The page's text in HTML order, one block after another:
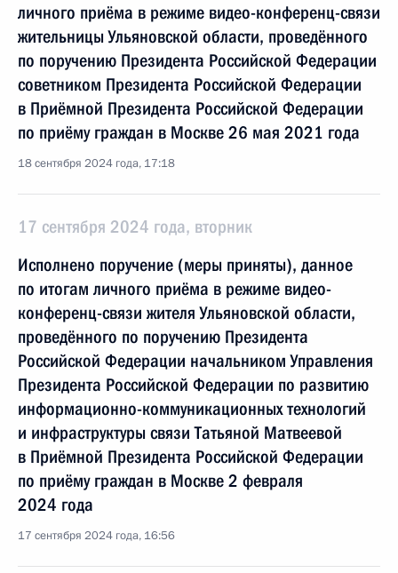
личного приёма в режиме видео-конференц-связи
жительницы Ульяновской области, проведённого
по поручению Президента Российской Федерации
советником Президента Российской Федерации
в Приёмной Президента Российской Федерации
по приёму граждан в Москве 26 мая 2021 года
18 сентября 2024 года, 17:18
17 сентября 2024 года, вторник
Исполнено поручение (меры приняты), данное
по итогам личного приёма в режиме видео-
конференц-связи жителя Ульяновской области,
проведённого по поручению Президента
Российской Федерации начальником Управления
Президента Российской Федерации по развитию
информационно-коммуникационных технологий
и инфраструктуры связи Татьяной Матвеевой
в Приёмной Президента Российской Федерации
по приёму граждан в Москве 2 февраля
2024 года
17 сентября 2024 года, 16:56